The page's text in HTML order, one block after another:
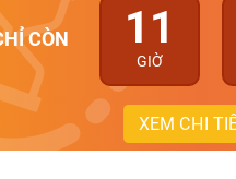
CÒN 11
GIỜ
XEM CHI